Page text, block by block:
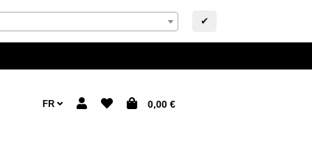
✔
FR 0,00 €